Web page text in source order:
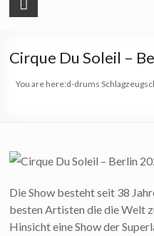
Cirque Du Soleil –
You are here:d-drums
Die Show besteht seit 38
besten Artisten die die Welt
Hinsicht eine Show der